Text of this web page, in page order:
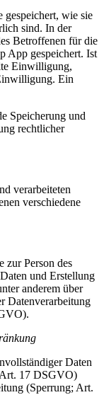
gespeichert, wie sie
sind. In der
Betroffenen für die
App gespeichert. Ist
Einwilligung,
Ein
Speicherung und
rechtlicher
verarbeiteten
verschiedene
zur Person des
und Erstellung
anderem über
Datenverarbeitung
Daten
17 DSGVO)
(Sperrung; Art.